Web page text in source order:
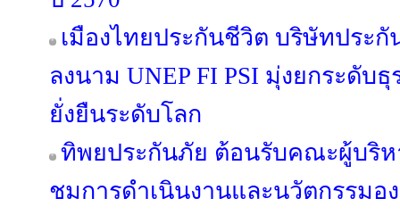
เมืองไทยประกันชีวิต บริษัทประ
ลงนาม UNEP FI PSI มุ่งยกระดับ
ยั่งยืนระดับโลก
ทิพยประกันภัย ต้อนรับคณะผู้บริห
ชมการดำเนินงานและนวัตกรรมอ